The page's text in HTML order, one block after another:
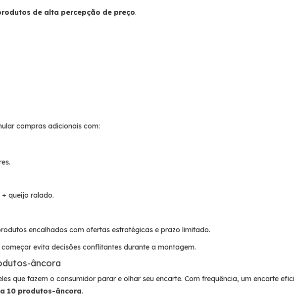
de alta percepção de preço.
compras adicionais com:
queijo ralado.
encalhados com ofertas estratégicas e prazo limitado.
evita decisões conflitantes durante a montagem.
âncora
que fazem o consumidor parar e olhar seu encarte. Com frequência, um encarte
10 produtos-âncora.